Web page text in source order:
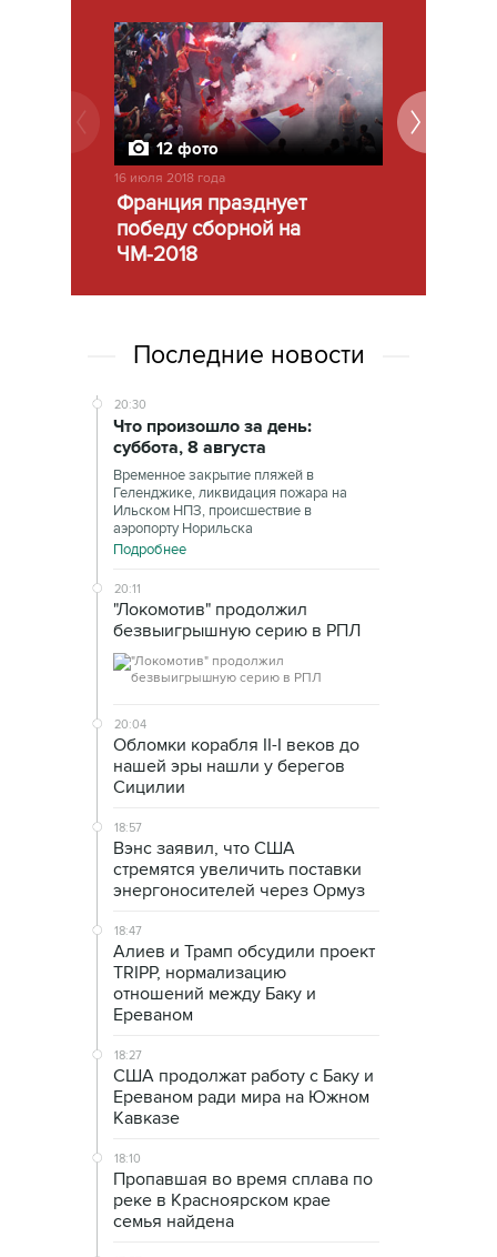
12 фото
16 июля 2018 года
Франция празднует
победу сборной на
ЧМ-2018
Последние новости
20:30
Что произошло за день:
суббота, 8 августа
Временное закрытие пляжей в
Геленджике, ликвидация пожара на
Ильском НПЗ, происшествие в
аэропорту Норильска
Подробнее
20:11
"Локомотив" продолжил
безвыигрышную серию в РПЛ
20:04
Обломки корабля II-I веков до
нашей эры нашли у берегов
Сицилии
18:57
Вэнс заявил, что США
стремятся увеличить поставки
энергоносителей через Ормуз
18:47
Алиев и Трамп обсудили проект
TRIPP, нормализацию
отношений между Баку и
Ереваном
18:27
США продолжат работу с Баку и
Ереваном ради мира на Южном
Кавказе
18:10
Пропавшая во время сплава по
реке в Красноярском крае
семья найдена